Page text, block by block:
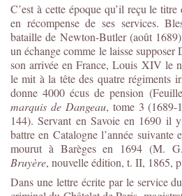
C’est à cette époque qu’il reçu le
en récompense de ses services.
bataille de Newton-Butler (août
un échange comme le laisse
son arrivée en France, Louis XIV le
le mit à la tête des quatre régiments
donne 4000 écus de pension
marquis de Dangeau, tome 3 (1689-
144). Servant en Savoie en 1690 il
battre en Catalogne l’année
mourut à Barèges en 1694 (M.
Bruyère, nouvelle édition, t. II, 1865,
Dans une lettre écrite par le service